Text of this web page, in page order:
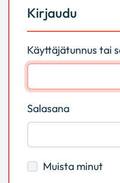
Kirjaudu
Käyttäjätunnus tai
Salasana
Muista minut